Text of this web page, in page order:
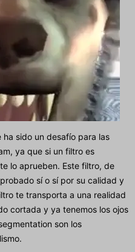
ha sido un desafío para las
ya que si un filtro es
lo aprueben. Este filtro, de
sí o sí por su calidad y
te transporta a una realidad
cortada y ya tenemos los ojos
son los